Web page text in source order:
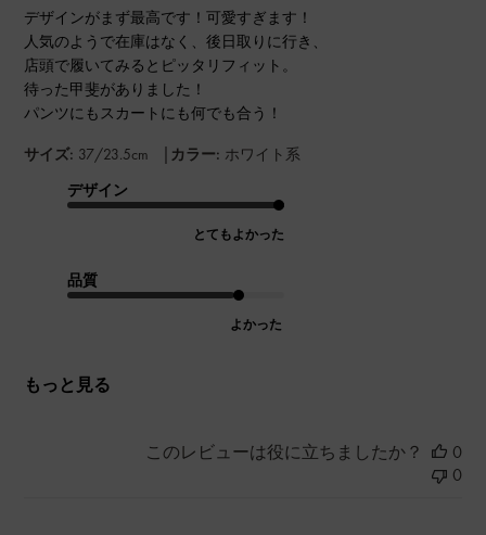
デザインがまず最高です！可愛すぎます！
人気のようで在庫はなく、後日取りに行き、
店頭で履いてみるとピッタリフィット。
待った甲斐がありました！
パンツにもスカートにも何でも合う！
サイズ: 37/23.5cm | カラー: ホワイト系
デザイン
とてもよかった
品質
よかった
もっと見る
このレビューは役に立ちましたか？
0
0